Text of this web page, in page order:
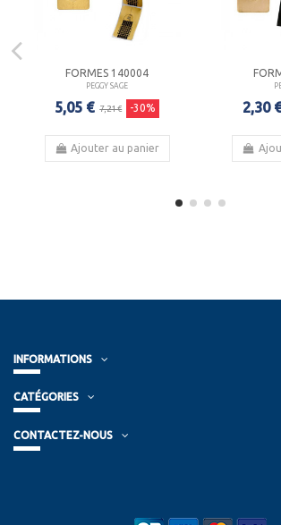
FORMES 140004
PEGGY SAGE
5,05 € 7,21 € -30%
Ajouter au panier
2,30
INFORMATIONS
CATÉGORIES
CONTACTEZ-NOUS